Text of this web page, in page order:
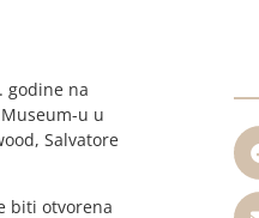
godine na
u u
Salvatore
biti otvorena